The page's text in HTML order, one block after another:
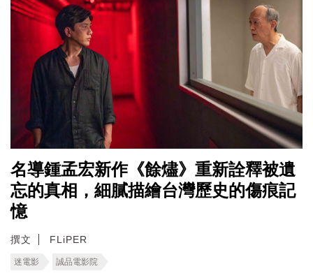
名導鍾孟宏新作《餘燼》重新詮釋被遺
忘的真相，細膩描繪台灣歷史的傷痕記
憶
撰文 FLiPER
迷電影 誠品電影院